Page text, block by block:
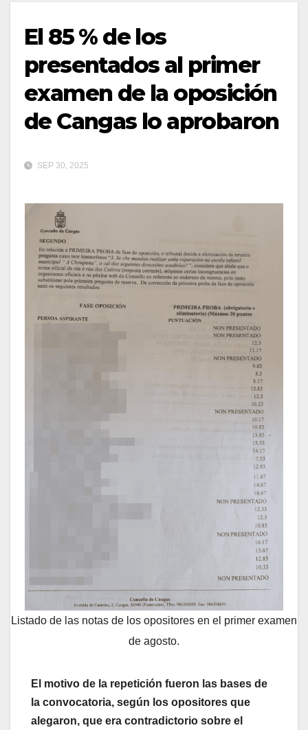
El 85 % de los
presentados al primer
examen de la oposición
de Cangas lo aprobaron
SEP 30, 2025
Listado de las notas de los opositores en el primer examen
de agosto.
El motivo de la repetición fueron las bases de
la convocatoria, según los opositores que
alegaron, que era contradictorio sobre el